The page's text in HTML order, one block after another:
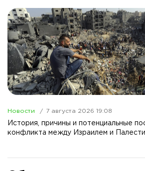
Новости 7 августа 2026 19:08
История, причины и потенциальные
конфликта между Израилем и